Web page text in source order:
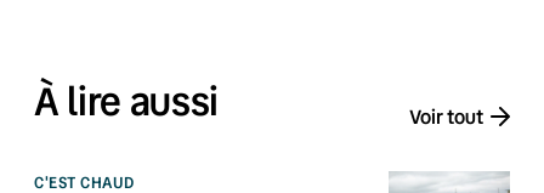
À lire aussi Voir tout
C'EST CHAUD